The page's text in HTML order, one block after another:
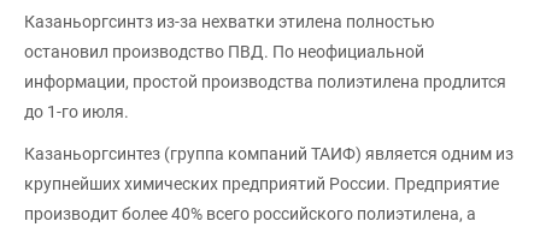
Казаньоргсинтз из-за нехватки этилена полностью
остановил производство ПВД. По неофициальной
информации, простой производства полиэтилена продлится
до 1-го июля.
Казаньоргсинтез (группа компаний ТАИФ) является одним из
крупнейших химических предприятий России. Предприятие
производит более 40% всего российского полиэтилена, а